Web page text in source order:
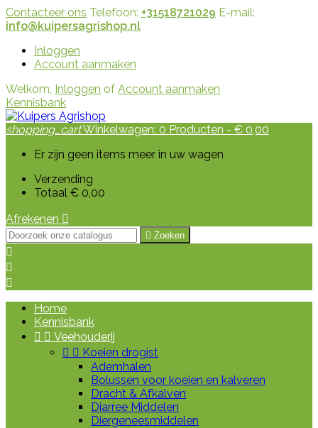
Contacteer ons Telefoon: +31518721029 E-mail:
info@kuipersagrishop.nl
Inloggen
Account aanmaken
Welkom, Inloggen of Account aanmaken
Kennisbank
shopping_cartWinkelwagen: 0 Producten - € 0,00
Er zijn geen items meer in uw wagen
Verzending
Totaal € 0,00
Afrekenen 
 Zoeken



Home
Kennisbank
  Veehouderij
  Koeien drogist
Ademhalen
Bolussen voor koeien en kalveren
Dracht & Afkalven
Diarree Middelen
Diergeneesmiddelen